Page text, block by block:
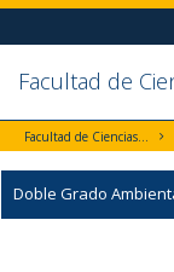
Ir al contenido
Ir a la cabecera
Ir al pie de la
Ir al menú
Facultad de
Facultad de Ciencias Experimentales
Doble Grado